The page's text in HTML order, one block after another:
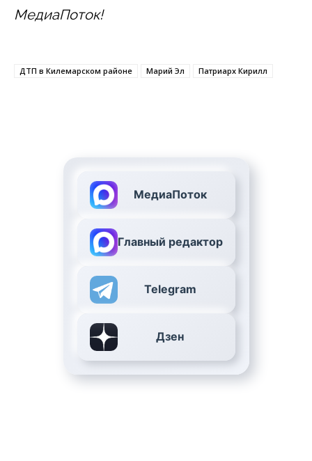
МедиаПоток!
ДТП в Килемарском районе Марий Эл Патриарх Кирилл
МедиаПоток
Главный редактор
Telegram
Дзен